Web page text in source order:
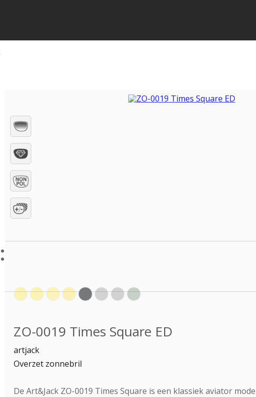
ZO-0019 Times Square ED
artjack
Overzet zonnebril
De Art&Jack ZO-0019 Times Square is een klassiek aviator